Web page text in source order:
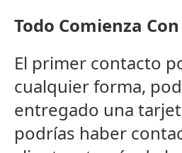
Todo Comienza
El primer contacto
cualquier forma,
entregado una
podrías haber